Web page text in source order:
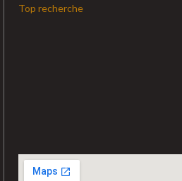
Top recherche